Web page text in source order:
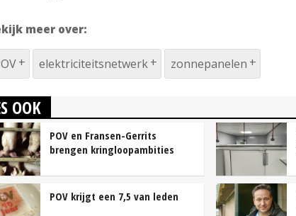
meer over:
elektriciteitsnetwerk zonnepanelen
OOK
POV en Fransen-Gerrits
brengen kringloopambities
POV krijgt een 7,5 van leden